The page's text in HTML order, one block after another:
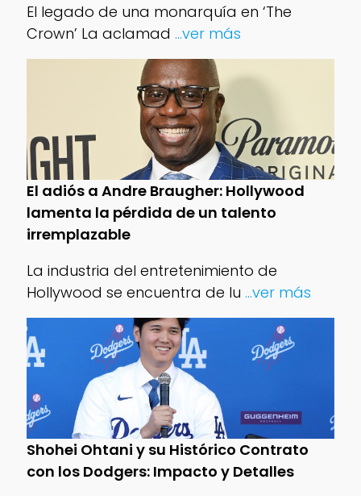
El legado de una monarquía en ‘The
Crown’ La aclamad ...ver más
El adiós a Andre Braugher: Hollywood
lamenta la pérdida de un talento
irremplazable
La industria del entretenimiento de
Hollywood se encuentra de lu ...ver más
Shohei Ohtani y su Histórico Contrato
con los Dodgers: Impacto y Detalles